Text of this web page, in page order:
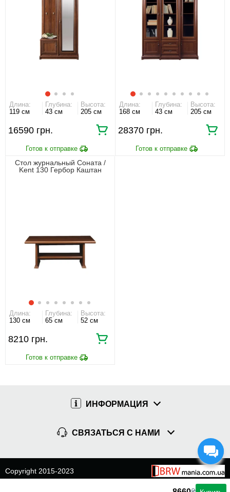
Длина:
119 см
Глубина:
43 см
Высота:
205 см
16590 грн.
Длина:
168 см
Глубина:
43 см
Высота:
205 см
28370 грн.
Стол журнальный Соната /
Kent 130 Гербор Каштан
Длина:
130 см
Глубина:
65 см
Высота:
52 см
8210 грн.
ИНФОРМАЦИЯ
СВЯЗАТЬСЯ С НАМИ
Copyright 2015-2023